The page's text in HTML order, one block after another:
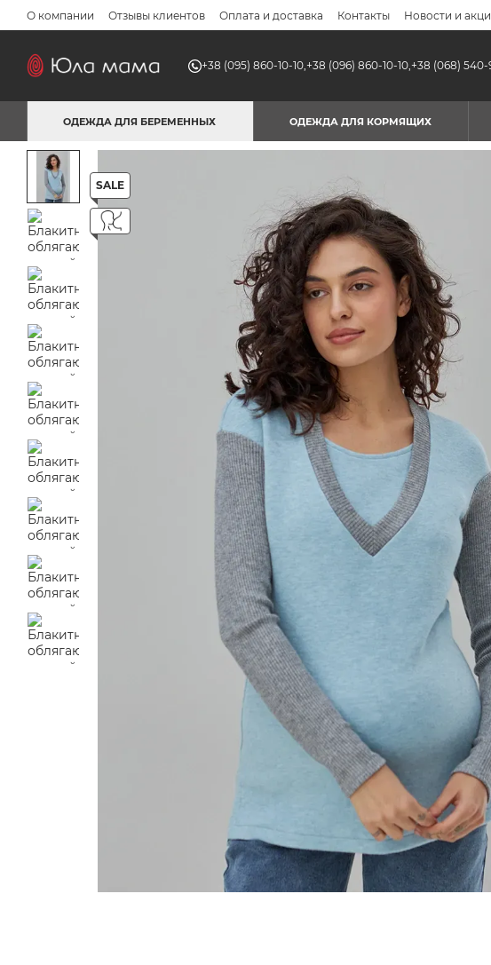
Перейти к основному контенту
О компании Отзывы клиентов Оплата и доставка Контакты Новости и
+38 (095) 860-10-10,+38 (096) 860-10-10,+38 (068)
ОДЕЖДА ДЛЯ БЕРЕМЕННЫХ ОДЕЖДА ДЛЯ КОРМЯЩИХ
SALE